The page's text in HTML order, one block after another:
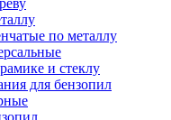
по металлу
и стеклу
для бензопил